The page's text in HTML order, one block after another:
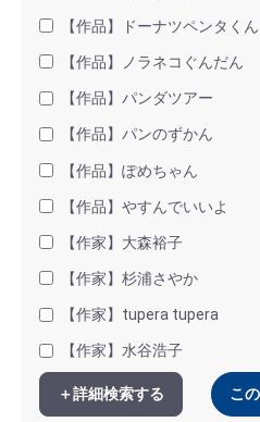
【作品】ドーナツペンタくん
【作品】ノラネコぐんだん
【作品】パンダツアー
【作品】パンのずかん
【作品】ぽめちゃん
【作品】やすんでいいよ
【作家】大森裕子
【作家】杉浦さやか
【作家】tupera tupera
【作家】水谷浩子
＋詳細検索する こ